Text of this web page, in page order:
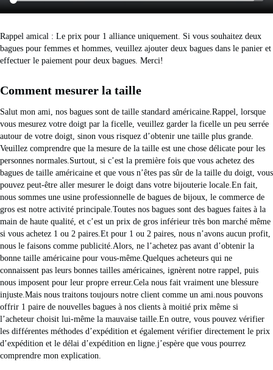
Rappel amical : Le prix pour 1 alliance uniquement. Si vous souhaitez deux
bagues pour femmes et hommes, veuillez ajouter deux bagues dans le panier et
effectuer le paiement pour deux bagues. Merci!
Comment mesurer la taille
Salut mon ami, nos bagues sont de taille standard américaine.Rappel, lorsque
vous mesurez votre doigt par la ficelle, veuillez garder la ficelle un peu serrée
autour de votre doigt, sinon vous risquez d’obtenir une taille plus grande.
Veuillez comprendre que la mesure de la taille est une chose délicate pour les
personnes normales.Surtout, si c’est la première fois que vous achetez des
bagues de taille américaine et que vous n’êtes pas sûr de la taille du doigt, vous
pouvez peut-être aller mesurer le doigt dans votre bijouterie locale.En fait,
nous sommes une usine professionnelle de bagues de bijoux, le commerce de
gros est notre activité principale.Toutes nos bagues sont des bagues faites à la
main de haute qualité, et c’est un prix de gros inférieur très bon marché même
si vous achetez 1 ou 2 paires.Et pour 1 ou 2 paires, nous n’avons aucun profit,
nous le faisons comme publicité.Alors, ne l’achetez pas avant d’obtenir la
bonne taille américaine pour vous-même.Quelques acheteurs qui ne
connaissent pas leurs bonnes tailles américaines, ignèrent notre rappel, puis
nous imposent pour leur propre erreur.Cela nous fait vraiment une blessure
injuste.Mais nous traitons toujours notre client comme un ami.nous pouvons
offrir 1 paire de nouvelles bagues à nos clients à moitié prix même si
l’acheteur choisit lui-même la mauvaise taille.En outre, vous pouvez vérifier
les différentes méthodes d’expédition et également vérifier directement le prix
d’expédition et le délai d’expédition en ligne.j’espère que vous pourrez
comprendre mon explication.